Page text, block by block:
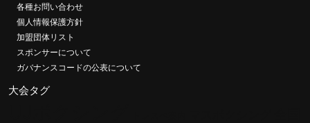
各種お問い合わせ
個人情報保護方針
加盟団体リスト
スポンサーについて
ガバナンスコードの公表について
大会タグ